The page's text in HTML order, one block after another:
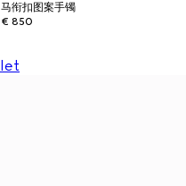
马衔扣图案手镯
€ 850